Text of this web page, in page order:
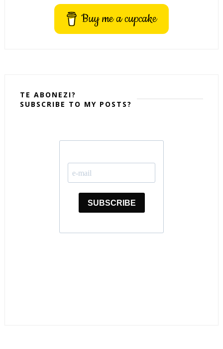
Buy me a cupcake
TE ABONEZI?
SUBSCRIBE TO MY POSTS?